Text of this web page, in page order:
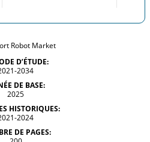
D’ÉTUDE:
2034
DE BASE:
2025
HISTORIQUES:
2024
DE PAGES: